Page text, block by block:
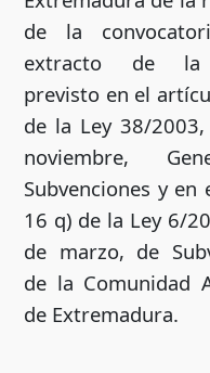
de la
extracto de la
previsto en el
de la Ley 38/
noviembre,
Subvenciones y en
16 q) de la Ley 6/
de marzo, de
de la Comunidad
de Extremadura.